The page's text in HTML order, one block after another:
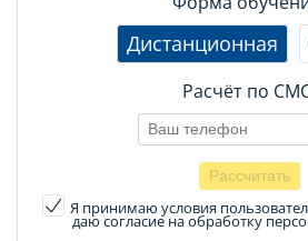
Дистанционная
Расчёт по
Я принимаю условия
даю согласие на обработку